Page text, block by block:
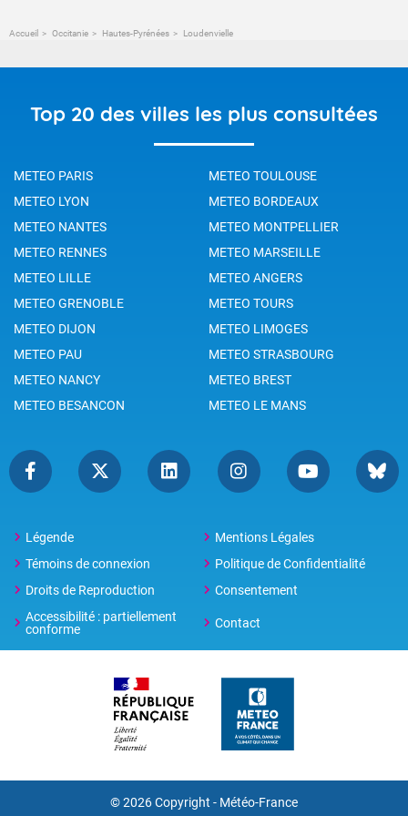
Accueil Occitanie Hautes-Pyrénées Loudenvielle
Top 20 des villes les plus consultées
METEO PARIS
METEO TOULOUSE
METEO LYON
METEO BORDEAUX
METEO NANTES
METEO MONTPELLIER
METEO RENNES
METEO MARSEILLE
METEO LILLE
METEO ANGERS
METEO GRENOBLE
METEO TOURS
METEO DIJON
METEO LIMOGES
METEO PAU
METEO STRASBOURG
METEO NANCY
METEO BREST
METEO BESANCON
METEO LE MANS
Légende
Mentions Légales
Témoins de connexion
Politique de Confidentialité
Droits de Reproduction
Consentement
Accessibilité : partiellement
conforme
Contact
© 2026 Copyright - Météo-France